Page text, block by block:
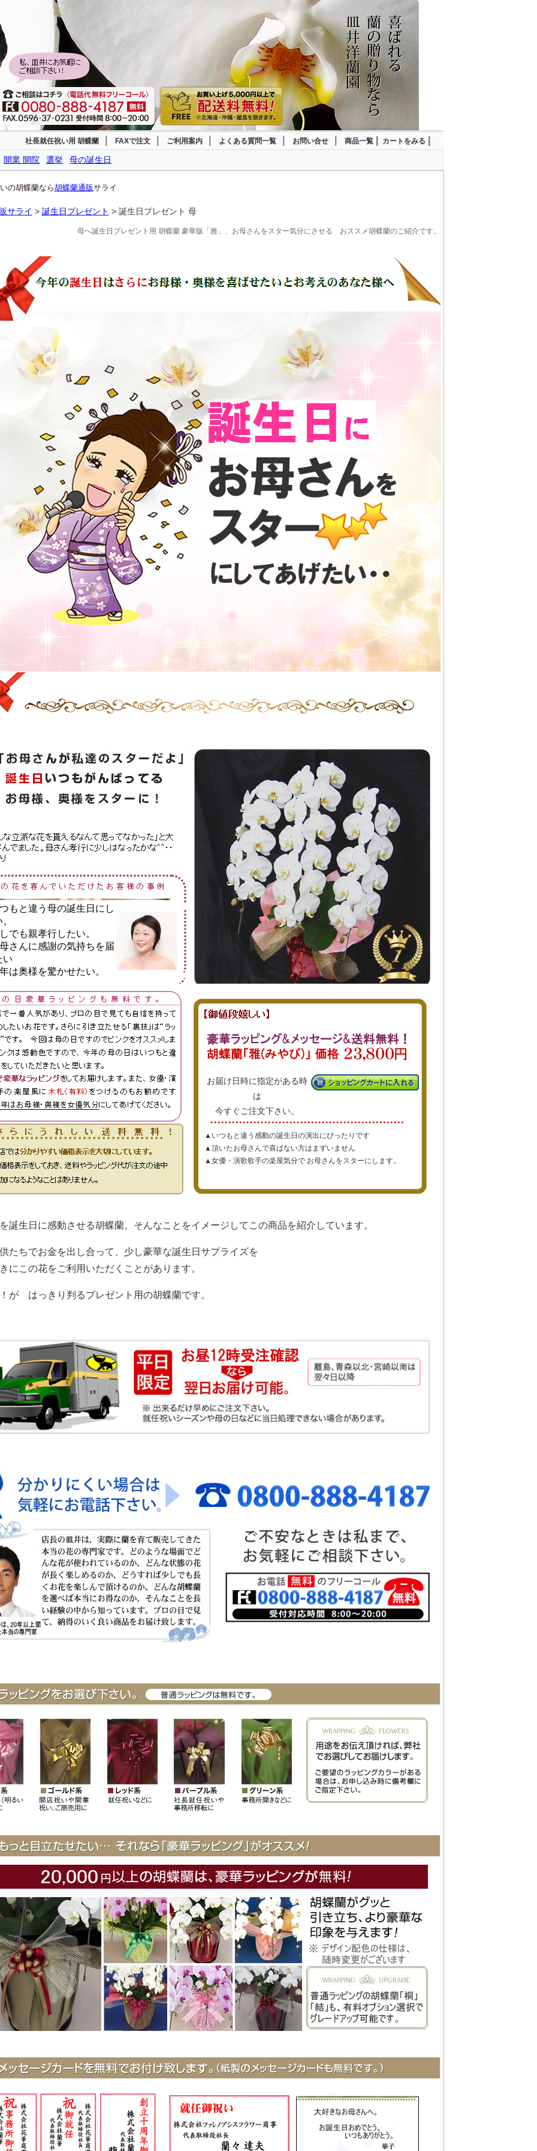
社長就任祝い用 胡蝶蘭｜ FAXで注文｜ ご利用案内｜ よくある質問一覧｜ お問い合せ｜ 商品一覧| カートをみる
開業 開院 選挙 母の誕生日
の胡蝶蘭なら胡蝶蘭通販サライ
サライ > 誕生日プレゼント > 誕生日プレゼント 母
母へ誕生日プレゼント用 胡蝶蘭 豪華版「雅」、お母さんをスター気分にさせる おススメ胡蝶蘭のご紹介です。
お届け日時に指定がある時
は
今すぐご注文下さい。
▲いつもと違う感動の誕生日の演出にぴったりです
▲頂いたお母さんで喜ばない方はまずいません
▲女優・演歌歌手の楽屋気分で お母さんをスターにします。
誕生日に感動させる胡蝶蘭。そんなことをイメージしてこの商品を紹介しています。
たちでお金を出し合って、少し豪華な誕生日サプライズを
にこの花をご利用いただくことがあります。
が はっきり判るプレゼント用の胡蝶蘭です。